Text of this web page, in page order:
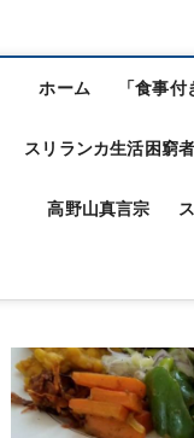
ホーム 「食事
スリランカ生活困窮
高野山真言宗